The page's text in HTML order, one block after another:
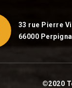
33 rue Pierre
66000
©2020